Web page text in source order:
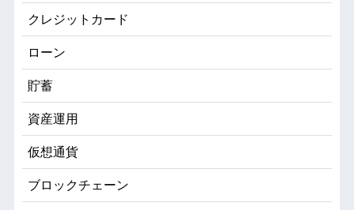
クレジットカード
ローン
貯蓄
資産運用
仮想通貨
ブロックチェーン